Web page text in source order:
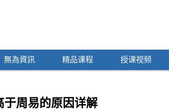
無為資訊 精品课程 授课视频
于周易的原因详解